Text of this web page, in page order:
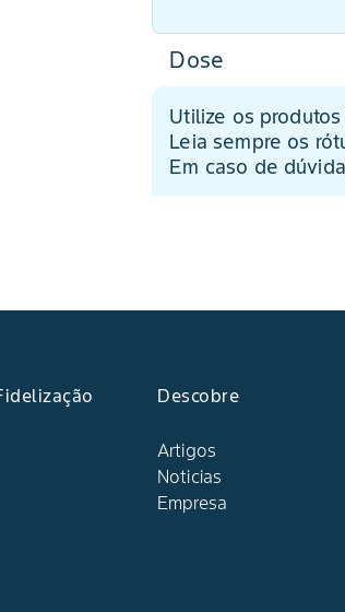
Dose
Utilize os
Leia sempre os
Em caso de
Descobre
Artigos
Noticias
Empresa